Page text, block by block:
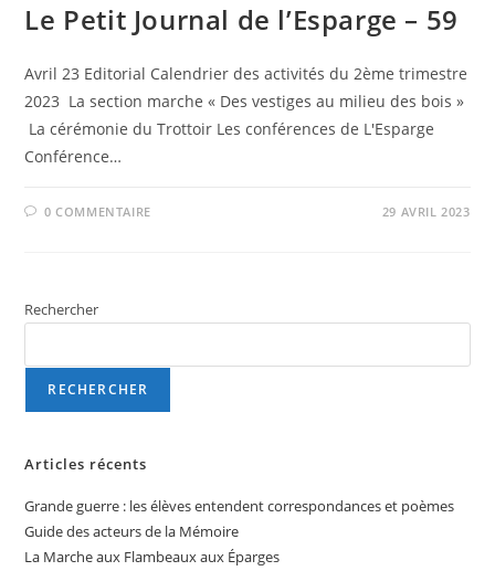
Le Petit Journal de l’Esparge – 59
Avril 23 Editorial Calendrier des activités du 2ème trimestre
2023 La section marche « Des vestiges au milieu des bois »
La cérémonie du Trottoir Les conférences de L'Esparge
Conférence…
0 COMMENTAIRE 29 AVRIL 2023
Rechercher
RECHERCHER
Articles récents
Grande guerre : les élèves entendent correspondances et poèmes
Guide des acteurs de la Mémoire
La Marche aux Flambeaux aux Éparges